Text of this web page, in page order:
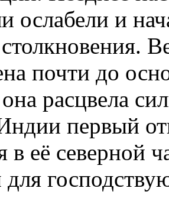
ослабели и
почти до
расцвела
первый
в её северной
для